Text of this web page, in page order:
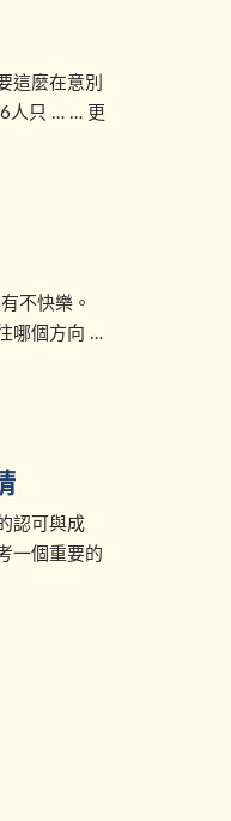
這麼在意別
人只 … … 更
不快樂。
哪個方向 …
認可與成
一個重要的